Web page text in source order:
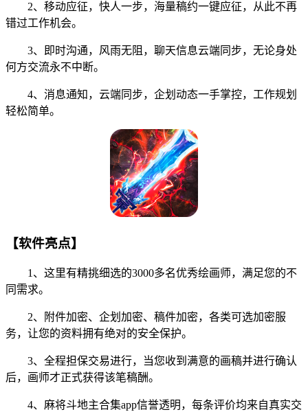
2、移动应征，快人一步，海量稿约一键应征，从此不再
错过工作机会。
3、即时沟通，风雨无阻，聊天信息云端同步，无论身处
何方交流永不中断。
4、消息通知，云端同步，企划动态一手掌控，工作规划
轻松简单。
【软件亮点】
1、这里有精挑细选的3000多名优秀绘画师，满足您的不
同需求。
2、附件加密、企划加密、稿件加密，各类可选加密服
务，让您的资料拥有绝对的安全保护。
3、全程担保交易进行，当您收到满意的画稿并进行确认
后，画师才正式获得该笔稿酬。
4、麻将斗地主合集app信誉透明，每条评价均来自真实交